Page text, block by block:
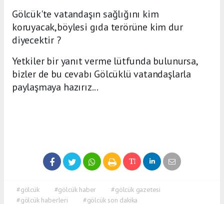
Gölcük'te vatandaşın sağlığını kim
koruyacak,böylesi gıda terörüne kim dur
diyecektir ?
Yetkiler bir yanıt verme lütfunda bulunursa,
bizler de bu cevabı Gölcüklü vatandaşlarla
paylaşmaya hazırız...
#gölcük #gölcük haber
#gölcük gazetesi
#gölcük haberleri
#gölcük son dakika